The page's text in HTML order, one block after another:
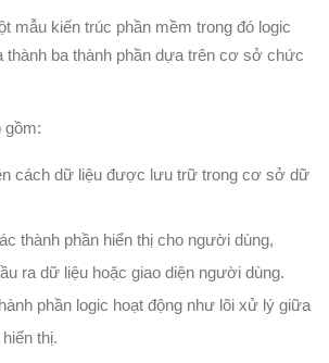
mẫu kiến ​​trúc phần mềm trong đó logic
thành ba thành phần dựa trên cơ sở chức
gồm:
cách dữ liệu được lưu trữ trong cơ sở dữ
thành phần hiển thị cho người dùng,
ra dữ liệu hoặc giao diện người dùng.
phần logic hoạt động như lõi xử lý giữa
thị.